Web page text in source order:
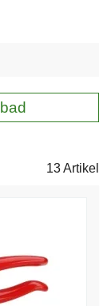
13 Artikel